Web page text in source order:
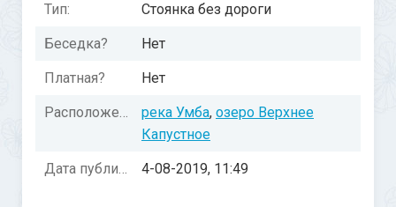
Тип: Стоянка без дороги
Беседка? Нет
Платная? Нет
Расположение: река Умба, озеро Верхнее
Капустное
Дата публикации: 4-08-2019, 11:49